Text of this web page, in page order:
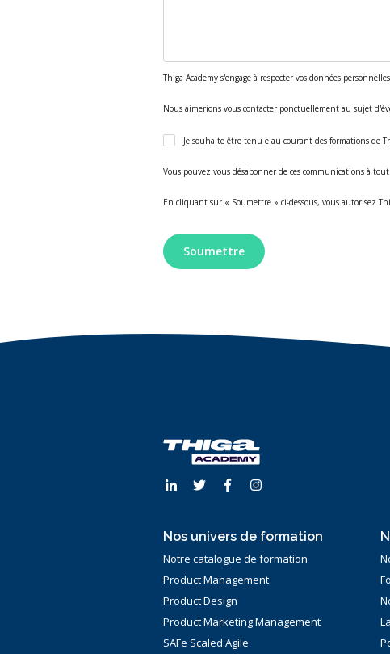
Thiga Academy s'engage à respecter vos données
Nous aimerions vous contacter ponctuellement au sujet
Je souhaite être tenu·e au courant des formations de
Vous pouvez vous désabonner de ces communications à
En cliquant sur « Soumettre » ci-dessous, vous autorisez
Nos univers de formation
Notre catalogue de formation
Product Management
Product Design
Product Marketing Management
SAFe Scaled Agile